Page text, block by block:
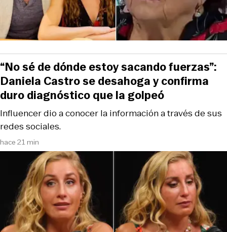
hace 21 min
Influencer dio a conocer la información a través de sus
redes sociales.
“No sé de dónde estoy sacando fuerzas”:
Daniela Castro se desahoga y confirma
duro diagnóstico que la golpeó